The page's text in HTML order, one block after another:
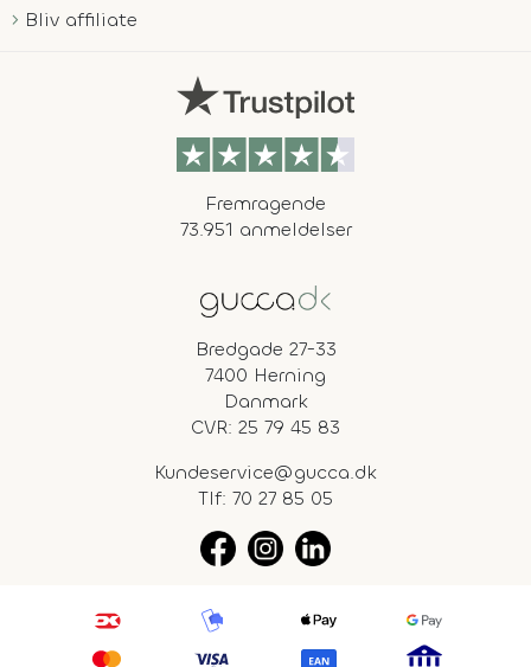
Bliv affiliate
Fremragende
73.951 anmeldelser
Bredgade 27-33
7400 Herning
Danmark
CVR: 25 79 45 83
Kundeservice@gucca.dk
Tlf: 70 27 85 05